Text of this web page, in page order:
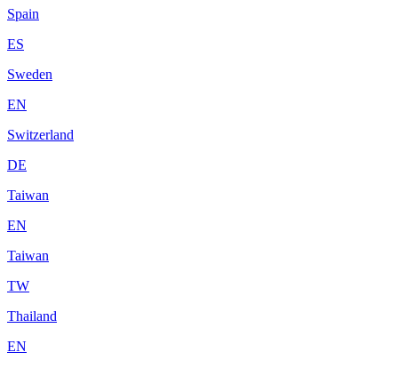
Spain
ES
Sweden
EN
Switzerland
DE
Taiwan
EN
Taiwan
TW
Thailand
EN